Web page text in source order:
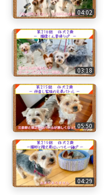
04:02
03:18
05:50
04:29